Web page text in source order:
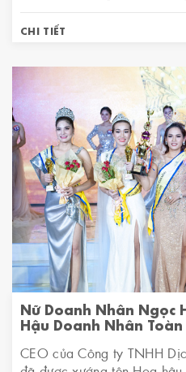
CHI TIẾT
Nữ Doanh Nhân Ngọc
Hậu Doanh Nhân
CEO của Công ty TNHH